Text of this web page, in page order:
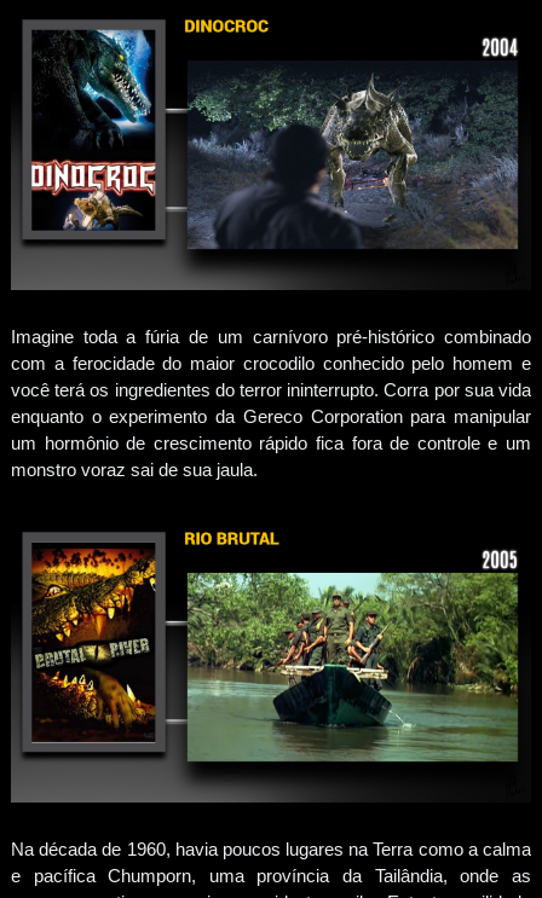
Imagine toda a fúria de um carnívoro pré-histórico combinado
com a ferocidade do maior crocodilo conhecido pelo homem e
você terá os ingredientes do terror ininterrupto. Corra por sua vida
enquanto o experimento da Gereco Corporation para manipular
um hormônio de crescimento rápido fica fora de controle e um
monstro voraz sai de sua jaula.
Na década de 1960, havia poucos lugares na Terra como a calma
e pacífica Chumporn, uma província da Tailândia, onde as